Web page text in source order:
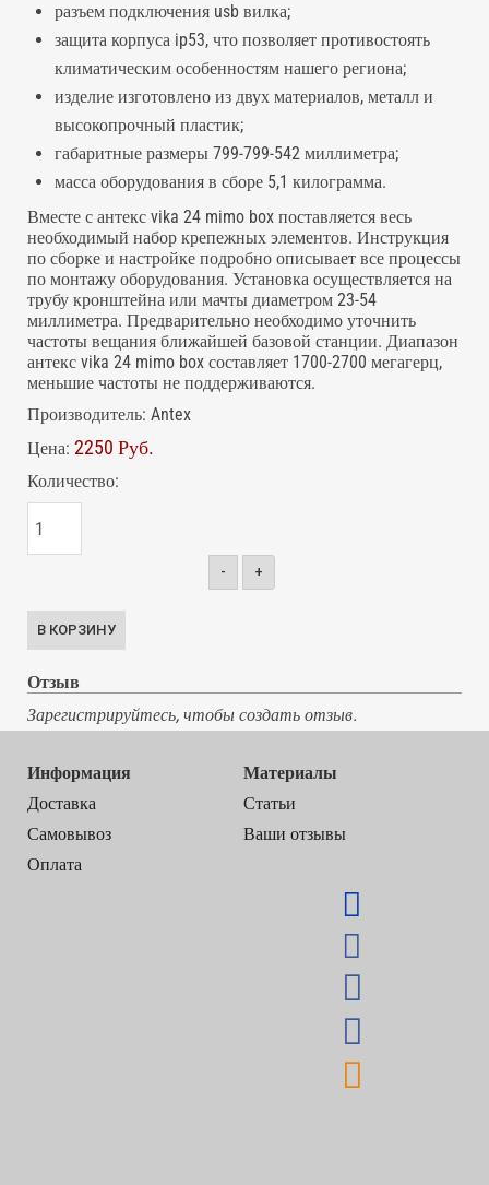
разъем подключения usb вилка;
защита корпуса ip53, что позволяет противостоять
климатическим особенностям нашего региона;
изделие изготовлено из двух материалов, металл и
высокопрочный пластик;
габаритные размеры 799-799-542 миллиметра;
масса оборудования в сборе 5,1 килограмма.
Вместе с антекс vika 24 mimo box поставляется весь
необходимый набор крепежных элементов. Инструкция
по сборке и настройке подробно описывает все процессы
по монтажу оборудования. Установка осуществляется на
трубу кронштейна или мачты диаметром 23-54
миллиметра. Предварительно необходимо уточнить
частоты вещания ближайшей базовой станции. Диапазон
антекс vika 24 mimo box составляет 1700-2700 мегагерц,
меньшие частоты не поддерживаются.
Производитель: Antex
Цена: 2250 Руб.
Количество:
- +
Отзыв
Зарегистрируйтесь, чтобы создать отзыв.
Информация
Доставка
Самовывоз
Оплата
Материалы
Статьи
Ваши отзывы